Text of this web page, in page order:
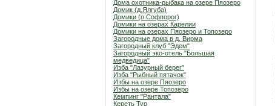
Дома охотника-рыбака на озере Пяозеро
Домик (д.Ялгуба)
Домики (п.Софпорог)
Домики на озерах Карелии
Домики на озерах Пяозеро и Топозеро
Загородные дома в д. Вирма
Загородный клуб "Эдем"
Загородный эко-отель "Большая
медведица"
Изба "Лазурный берег"
Изба "Рыбный пятачок"
Избы на озере Пяозеро
Избы на озере Топозеро
Кемпинг "Рантала"
Кереть Тур